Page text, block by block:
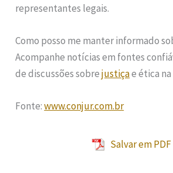
representantes legais.
Como posso me manter informado
Acompanhe notícias em fontes
de discussões sobrejustiçae ética
Fonte:www.conjur.com.br
Salvar em PDF